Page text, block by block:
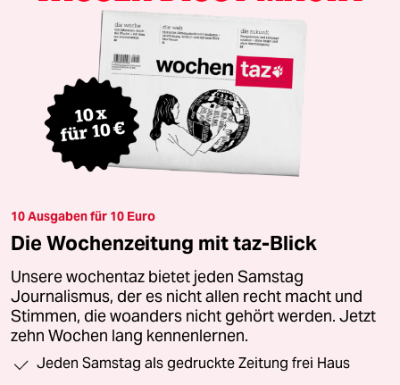
10 Ausgaben für 10 Euro
Die Wochenzeitung mit taz-Blick
Unsere wochentaz bietet jeden Samstag
Journalismus, der es nicht allen recht macht und
Stimmen, die woanders nicht gehört werden. Jetzt
zehn Wochen lang kennenlernen.
Jeden Samstag als gedruckte Zeitung frei Haus